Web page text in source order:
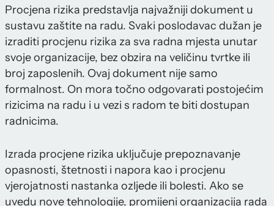
Procjena rizika predstavlja najvažniji dokument u
sustavu zaštite na radu. Svaki poslodavac dužan je
izraditi procjenu rizika za sva radna mjesta unutar
svoje organizacije, bez obzira na veličinu tvrtke ili
broj zaposlenih. Ovaj dokument nije samo
formalnost. On mora točno odgovarati postojećim
rizicima na radu i u vezi s radom te biti dostupan
radnicima.
Izrada procjene rizika uključuje prepoznavanje
opasnosti, štetnosti i napora kao i procjenu
vjerojatnosti nastanka ozljede ili bolesti. Ako se
uvedu nove tehnologije, promijeni organizacija rada